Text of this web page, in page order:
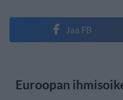
Jaa FB
Euroopan